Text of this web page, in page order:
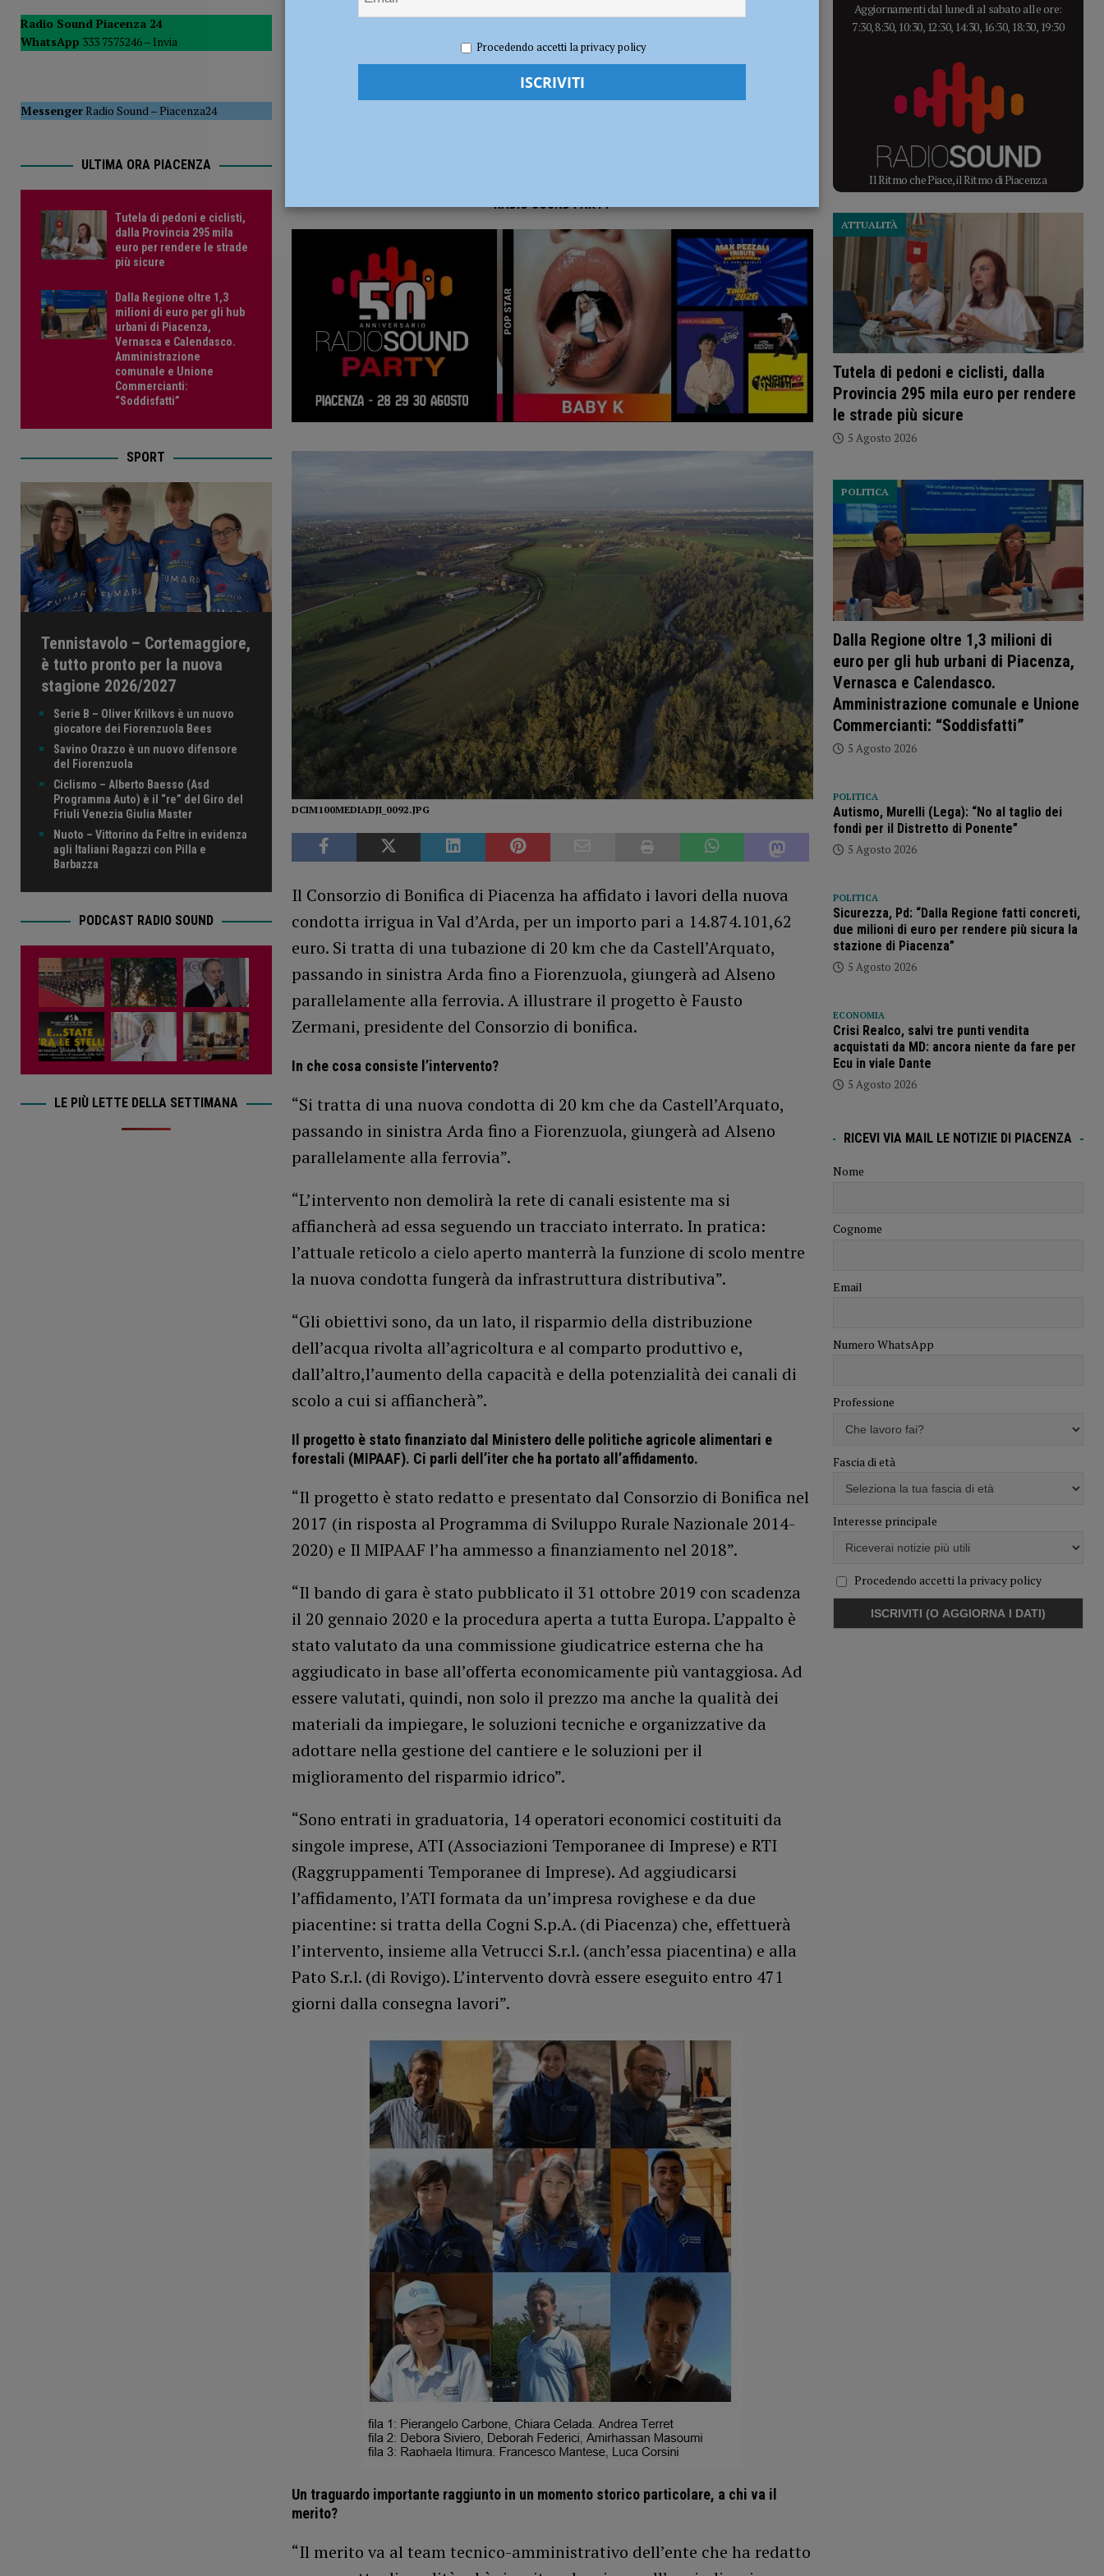
POLITICA
[ 5 Agosto 2026 ] Caldo estremo e asili nido, Tagliaferri (FdI): “Verificare subito la situazione nella provincia di Piacenza”
RADIO SOUND PARTY
DCIM100MEDIADJI_0092.JPG
Il Consorzio di Bonifica di Piacenza ha affidato i lavori della nuova
condotta irrigua in Val d’Arda, per un importo pari a 14.874.101,62
euro. Si tratta di una tubazione di 20 km che da Castell’Arquato,
passando in sinistra Arda fino a Fiorenzuola, giungerà ad Alseno
parallelamente alla ferrovia. A illustrare il progetto è Fausto
Zermani, presidente del Consorzio di bonifica.
In che cosa consiste l’intervento?
“Si tratta di una nuova condotta di 20 km che da Castell’Arquato,
passando in sinistra Arda fino a Fiorenzuola, giungerà ad Alseno
parallelamente alla ferrovia”.
“L’intervento non demolirà la rete di canali esistente ma si
affiancherà ad essa seguendo un tracciato interrato. In pratica:
l’attuale reticolo a cielo aperto manterrà la funzione di scolo mentre
la nuova condotta fungerà da infrastruttura distributiva”.
“Gli obiettivi sono, da un lato, il risparmio della distribuzione
dell’acqua rivolta all’agricoltura e al comparto produttivo e,
dall’altro,l’aumento della capacità e della potenzialità dei canali di
scolo a cui si affiancherà”.
Il progetto è stato finanziato dal Ministero delle politiche agricole alimentari e
forestali (MIPAAF). Ci parli dell’iter che ha portato all’affidamento.
“Il progetto è stato redatto e presentato dal Consorzio di Bonifica nel
2017 (in risposta al Programma di Sviluppo Rurale Nazionale 2014-
2020) e Il MIPAAF l’ha ammesso a finanziamento nel 2018”.
“Il bando di gara è stato pubblicato il 31 ottobre 2019 con scadenza
il 20 gennaio 2020 e la procedura aperta a tutta Europa. L’appalto è
stato valutato da una commissione giudicatrice esterna che ha
aggiudicato in base all’offerta economicamente più vantaggiosa. Ad
essere valutati, quindi, non solo il prezzo ma anche la qualità dei
materiali da impiegare, le soluzioni tecniche e organizzative da
adottare nella gestione del cantiere e le soluzioni per il
miglioramento del risparmio idrico”.
“Sono entrati in graduatoria, 14 operatori economici costituiti da
singole imprese, ATI (Associazioni Temporanee di Imprese) e RTI
(Raggruppamenti Temporanee di Imprese). Ad aggiudicarsi
l’affidamento, l’ATI formata da un’impresa rovighese e da due
piacentine: si tratta della Cogni S.p.A. (di Piacenza) che, effettuerà
l’intervento, insieme alla Vetrucci S.r.l. (anch’essa piacentina) e alla
Pato S.r.l. (di Rovigo). L’intervento dovrà essere eseguito entro 471
giorni dalla consegna lavori”.
Un traguardo importante raggiunto in un momento storico particolare, a chi va il
merito?
“Il merito va al team tecnico-amministrativo dell’ente che ha redatto
Radio Sound Piacenza 24
WhatsApp 333 7575246 – Invia
MessengerRadio Sound–Piacenza24
ULTIMA ORA PIACENZA
Tutela di pedoni e ciclisti,
dalla Provincia 295 mila
euro per rendere le strade
più sicure
Dalla Regione oltre 1,3
milioni di euro per gli hub
urbani di Piacenza,
Vernasca e Calendasco.
Amministrazione
comunale e Unione
Commercianti:
“Soddisfatti”
SPORT
Tennistavolo – Cortemaggiore,
è tutto pronto per la nuova
stagione 2026/2027
Serie B – Oliver Krilkovs è un nuovo
giocatore dei Fiorenzuola Bees
Savino Orazzo è un nuovo difensore
del Fiorenzuola
Ciclismo – Alberto Baesso (Asd
Programma Auto) è il “re” del Giro del
Friuli Venezia Giulia Master
Nuoto – Vittorino da Feltre in evidenza
agli Italiani Ragazzi con Pilla e
Barbazza
PODCAST RADIO SOUND
LE PIÙ LETTE DELLA SETTIMANA
Aggiornamenti dal lunedì al sabato alle ore:
7:30, 8:30, 10:30, 12:30, 14:30, 16:30, 18:30, 19:30
Il Ritmo che Piace, il Ritmo di Piacenza
Tutela di pedoni e ciclisti, dalla
Provincia 295 mila euro per rendere
le strade più sicure
ATTUALITÀ
5 Agosto 2026
Dalla Regione oltre 1,3 milioni di
euro per gli hub urbani di Piacenza,
Vernasca e Calendasco.
Amministrazione comunale e Unione
Commercianti: “Soddisfatti”
POLITICA
5 Agosto 2026
POLITICA
Autismo, Murelli (Lega): “No al taglio dei
fondi per il Distretto di Ponente”
5 Agosto 2026
POLITICA
Sicurezza, Pd: “Dalla Regione fatti concreti,
due milioni di euro per rendere più sicura la
stazione di Piacenza”
5 Agosto 2026
ECONOMIA
Crisi Realco, salvi tre punti vendita
acquistati da MD: ancora niente da fare per
Ecu in viale Dante
5 Agosto 2026
RICEVI VIA MAIL LE NOTIZIE DI PIACENZA
Nome
Cognome
Email
Numero WhatsApp
Professione
Fascia di età
Interesse principale
Procedendo accetti la privacy policy
Procedendo accetti la privacy policy